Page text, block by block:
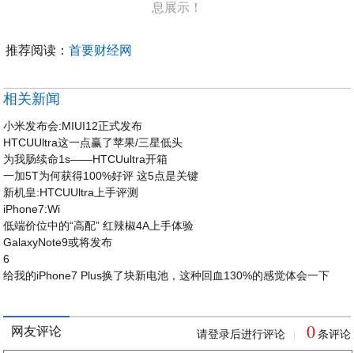
息展示！
推荐阅读：首要财经网
相关新闻
小米发布会:MIUI12正式发布
HTCUUltra这一点赢了苹果/三星低头
为我肠续命1s——HTCUultra开箱
一加5T为何获得100%好评 这5点是关键
新机皇:HTCUUltra上手评测
iPhone7:Wi
低端价位中的“高配” 红辣椒4A上手体验
GalaxyNote9或将发布
6
给我的iPhone7 Plus换了块新电池，这种回血130%的感觉体会一下
网友评论 请登录后进行评论 0 条评论